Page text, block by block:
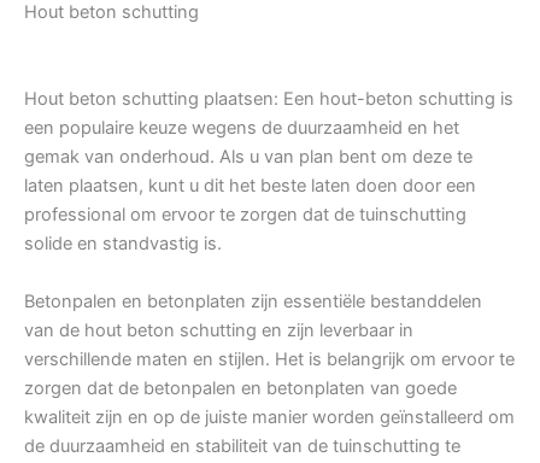
Hout beton schutting
Hout beton schutting plaatsen: Een hout-beton schutting is
een populaire keuze wegens de duurzaamheid en het
gemak van onderhoud. Als u van plan bent om deze te
laten plaatsen, kunt u dit het beste laten doen door een
professional om ervoor te zorgen dat de tuinschutting
solide en standvastig is.
Betonpalen en betonplaten zijn essentiële bestanddelen
van de hout beton schutting en zijn leverbaar in
verschillende maten en stijlen. Het is belangrijk om ervoor te
zorgen dat de betonpalen en betonplaten van goede
kwaliteit zijn en op de juiste manier worden geïnstalleerd om
de duurzaamheid en stabiliteit van de tuinschutting te